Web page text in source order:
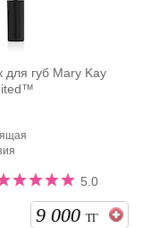
для губ Mary Kay
5.0
9 000 ТГ